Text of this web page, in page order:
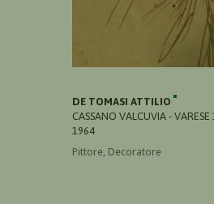
DE TOMASI ATTILIO
CASSANO VALCUVIA -
1964
Pittore, Decoratore